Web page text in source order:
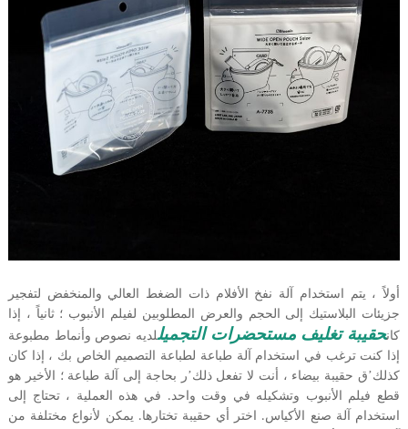
أولاً ، يتم استخدام آلة نفخ الأفلام ذات الضغط العالي والمنخفض لتفجير
جزيئات البلاستيك إلى الحجم والعرض المطلوبين لفيلم الأنبوب ؛ ثانياً ، إذا
كانحقيبة تغليف مستحضرات التجميللديه نصوص وأنماط مطبوعة
إذا كنت ترغب في استخدام آلة طباعة لطباعة التصميم الخاص بك ، إذا كان
كذلك’ق حقيبة بيضاء ، أنت لا تفعل ذلك’ر بحاجة إلى آلة طباعة ؛ الأخير هو
قطع فيلم الأنبوب وتشكيله في وقت واحد. في هذه العملية ، تحتاج إلى
استخدام آلة صنع الأكياس. اختر أي حقيبة تختارها. يمكن لأنواع مختلفة من